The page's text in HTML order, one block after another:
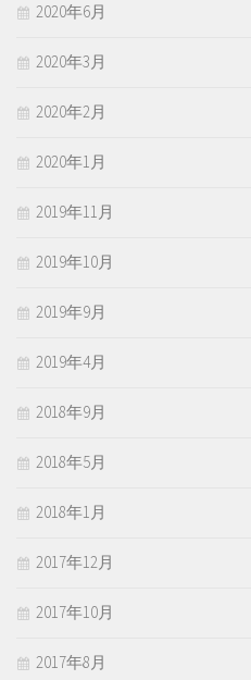
2020年6月
2020年3月
2020年2月
2020年1月
2019年11月
2019年10月
2019年9月
2019年4月
2018年9月
2018年5月
2018年1月
2017年12月
2017年10月
2017年8月